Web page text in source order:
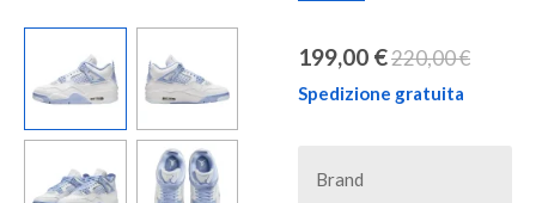
199,00 €220,00 €
Spedizione gratuita
Brand